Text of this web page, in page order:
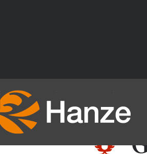
partners